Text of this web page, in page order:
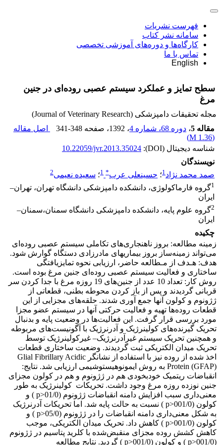
فهرست نشریات
سامانه نشر کتاب
کارگاه‌ها و دوره‌های آموزشی تخصصی
تماس با ما
English
سطح تمایز و عملکرد سیستم عصبی روده‌ای در جنین
مرغ
مجله تحقیقات دامپزشکی (Journal of Veterinary Research)
مقاله 5
، دوره 68، شماره 4 ، 1392 ، صفحه 341-348
اصل مقاله
(
1.36 M
)
شناسه دیجیتال (DOI):
10.22059/jvr.2013.35024
نویسندگان
صمد محمد نژاد1؛ حسینعلی عرب*
1؛ سعیده نعیمی2
1گروه فارماکولوژی، دانشکده دامپزشکی دانشگاه تهران، تهران–
ایران
2گروه علوم پایه، دانشکده دامپزشکی دانشگاه سمنان،‌سمنان–
ایران
چکیده
زمینه مطالعه: بروز ناهنجاری‌های تکاملی سیستم عصبی روده‌ای
می‌تواند زمینه‌ساز بروز بیماریهای مادرزادی دستگاه گوارش ‌شود.
هدف: هـدف از مـطالعه حاضر، ارزیابی نحوه تمایزیافتگی
ساختاری و فعالیت سیستم عصبی روده‌ای جنین مرغ بوده است.
روش کار: تعداد ‌10 عدد از جنین‌های 19 روزه مرغ با جدا کردن سر
قربانی گردیدند و پس از باز کردن محوطه بطنی، قطعاتی از
ژژونوم و کولون آنها جمع آوری شدند. حلقه‌های مجزایی از این
قطعات روده‌ها تهیه و فعالیت حرکتی آنها در سیستم عضو مجزا
مورد بررسی قرار گرفت. این فعالیت‌ها در وضعیت پایه و بدنبال
تحریک گیرنده‌های کولینرژیک و آدرنرژیک با آگونیست‌های مربوطه
و همچنین تحریک سیستم غیرآدرنرژیک– غیرکولینرژیک توسط
تحریک میدان الکتریکی ثبت گردیدند. وضعیت ساختاری قطعات
اخذ شده از روده نیز با استفاده از نشانگر ‌Glial Fibrillary Acidic
Protein (GFAP)‌ به روش ایمونوهیستوشیمی ارزیابی شد. نتایج:‌
‌انقباضات ریتمیک خودبخودی هم در ژژونوم و هم در کولون مجزای
جنین نوزده روزه مرغ وجود داشت.‌ ‌تحریکات کولینرژیک به طور
معنی‌داری سبب افزایش دامنه انقباضات ژژونوم (01/0<‌p‌ ) و
کولون (001/0<‌p‌ ) نسبت به حالت پایه شد. اما تحریکات آدرنرژیک
به شکل معنی‌داری دامنه انقباضات را در ژژونوم (05/0<‌p‌ ) و
کولون (001/0<‌p‌ )‌ کاهش داد. تحریک میدان الکتریکی، موجب
کاهش کشش روده مجزای منقبض‌شده با کلرید پتاسیم در ژژونوم
(001/0<‌p‌ ) و کولون (001/0<‌p‌ ) گردید. نتایج مطالعه